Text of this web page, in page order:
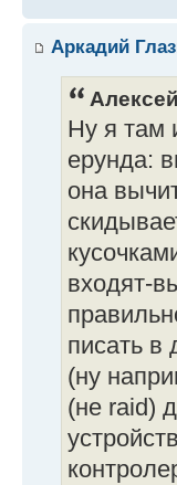
Аркадий
Ну я там
ерунда:
она
входят-
писать в
(ну
(не raid)